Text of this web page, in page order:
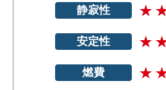
静寂性
安定性
燃費